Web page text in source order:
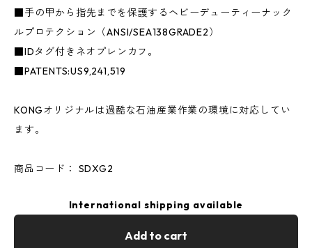
■手の甲から指先までを保護するヘビーデューティーナック
ルプロテクション（ANSI/SEA138GRADE2）
■IDタグ付きネオプレンカフ。
■PATENTS:US9,241,519
KONGオリジナルは過酷な石油産業作業の環境に対応してい
ます。
商品コード： SDXG2
International shipping available
Add to cart